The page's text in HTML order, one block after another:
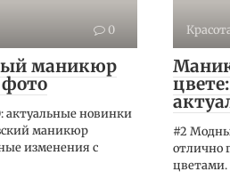
0
маникюр
новинки
маникюр
изменения с
#2
отлично
цветами.